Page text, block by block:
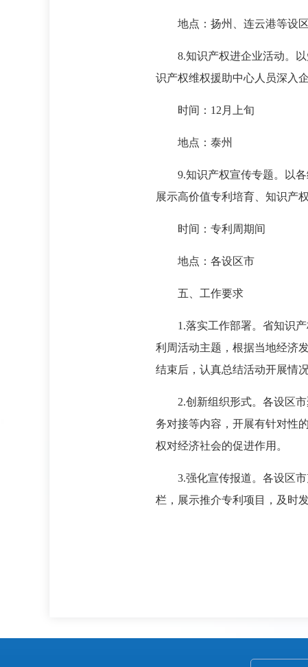
地点：扬州、连云港等设
8.知识产权进企业活动。以
识产权维权援助中心人员深入
时间：12月上旬
地点：泰州
9.知识产权宣传专题。以各
展示高价值专利培育、知识产
时间：专利周期间
地点：各设区市
五、工作要求
1.落实工作部署。省知识产
利周活动主题，根据当地经济
结束后，认真总结活动开展情
2.创新组织形式。各设区市
务对接等内容，开展有针对性
权对经济社会的促进作用。
3.强化宣传报道。各设区市
栏，展示推介专利项目，及时